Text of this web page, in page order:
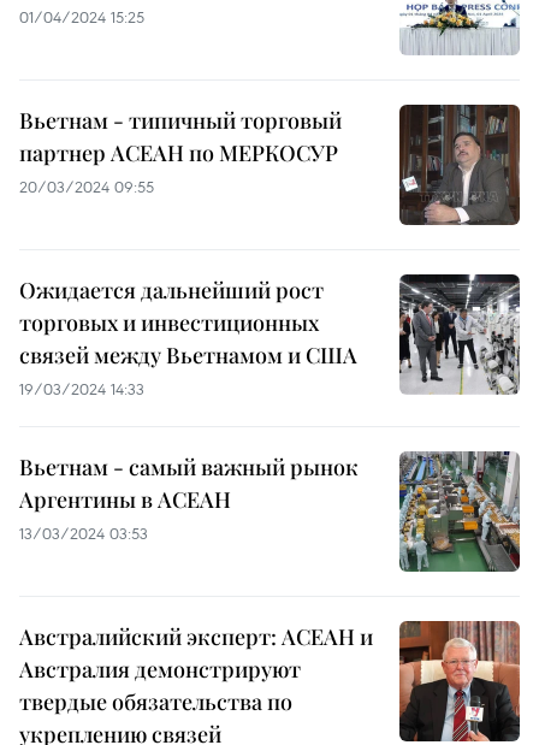
01/04/2024 15:25
Вьетнам - типичный торговый
партнер АСЕАН по МЕРКОСУР
20/03/2024 09:55
Ожидается дальнейший рост
торговых и инвестиционных
связей между Вьетнамом и США
19/03/2024 14:33
Вьетнам - самый важный рынок
Аргентины в АСЕАН
13/03/2024 03:53
Австралийский эксперт: АСЕАН и
Австралия демонстрируют
твердые обязательства по
укреплению связей